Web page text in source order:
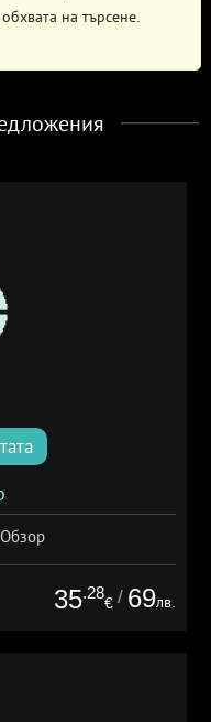
на търсене.
35.28
€ / 69лв.